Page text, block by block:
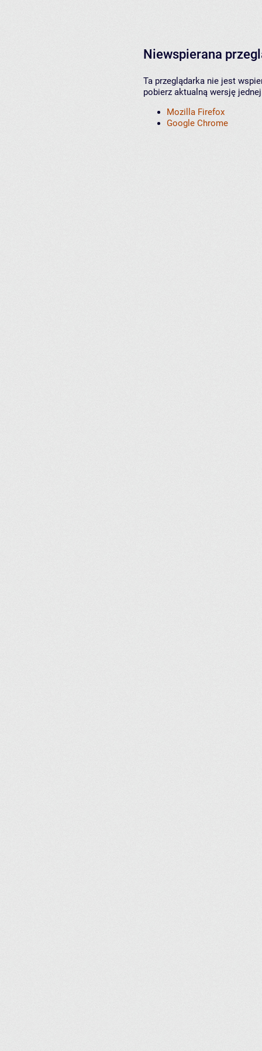
Niewspierana
Ta przeglądarka nie jest
pobierz aktualną wersję
Mozilla Firefox
Google Chrome